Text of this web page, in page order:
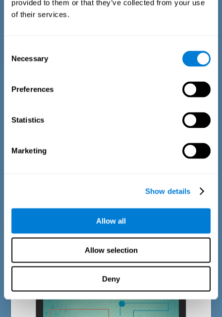
provided to them or that they’ve collected from your use
of their services.
Selection
Necessary
Preferences
Statistics
Marketing
Show details
Allow all
Allow selection
Deny
اختبار الذاكرة المعجمية متعددة الوسائط
الكائن تمت قراءته بصوت عالٍ، 3. في المرة الأخيرة التي ظهر فيها
يعتمد اختبار التقدير EST-II على Duration Pattern Test (DPT)
(Frota & Pereira, 2003). يطلب من المشارك أن يقطع الحافز
السمعي لتشغيل المدة الدقيقة للنموذج المعروض أعلاه. في الجزء
من المهمة، يظل الحافز ثابتًا.